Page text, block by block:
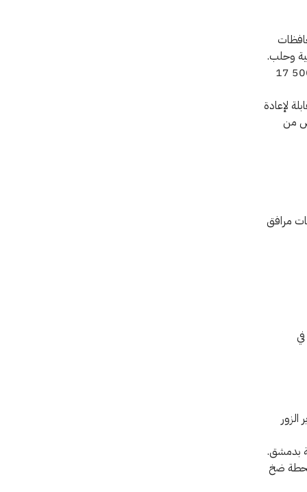
معظمهم من النازحين بسبب القتال في 10 محافظات
وحلب.
• وجبات يومية في مطابخ جماعية مدعومة من الهلال الأحمر العربي السوري لما يزيد عن 500 17
لإعادة
الضرورية لأكثر من 000 150 شخص من
مرافق
ودير الزور
بدمشق.
محطة ضخ